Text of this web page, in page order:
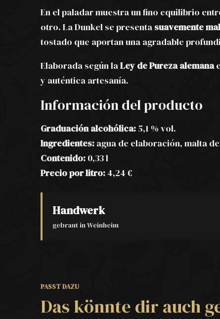
En el paladar muestra un fino equilibrio
otro. La Dunkel se presenta suavemente
tostado que aportan una agradable
Elaborada según laLey de Pureza alemana
y auténtica artesanía.
Información del producto
Graduación alcohólica: 5,1 % vol.
Ingredientes: agua de elaboración, malta
Contenido: 0,33 l
Precio por litro: 4,24 €
Handwerk
gebraut in Weinheim
PASST DAZU
Das könnte dir auch